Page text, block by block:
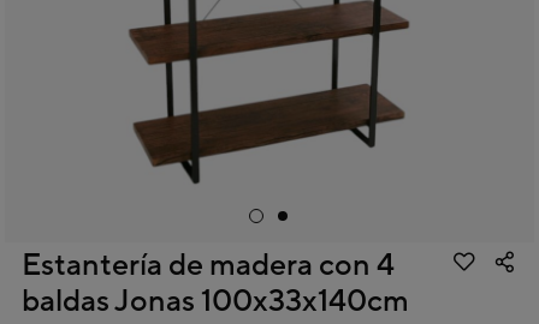
Estantería de madera con 4
baldas Jonas 100x33x140cm